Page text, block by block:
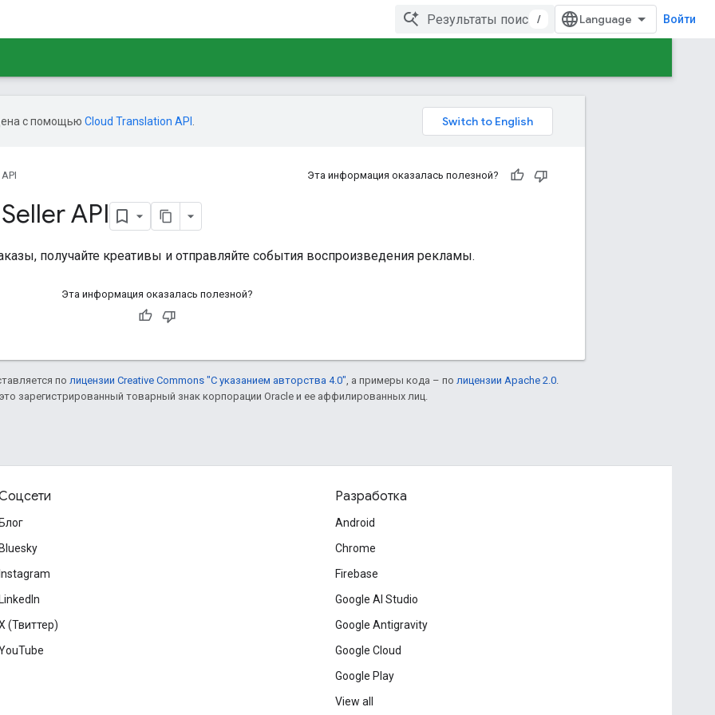
/ Войти
с помощью Cloud Translation API
Эта информация оказалась полезной?
API
получайте креативы и отправляйте события воспроизведения рекламы.
Эта информация оказалась полезной?
по лицензии Creative Commons "С указанием авторства 4.0" , а примеры кода – по лицензии Apache 2.0
это зарегистрированный товарный знак корпорации Oracle и ее аффилированных лиц.
Блог
Bluesky
Instagram
LinkedIn
(Твиттер)
Разработка
Android
Chrome
Firebase
Google AI Studio
Google Antigravity
Google Cloud
Google Play
View all